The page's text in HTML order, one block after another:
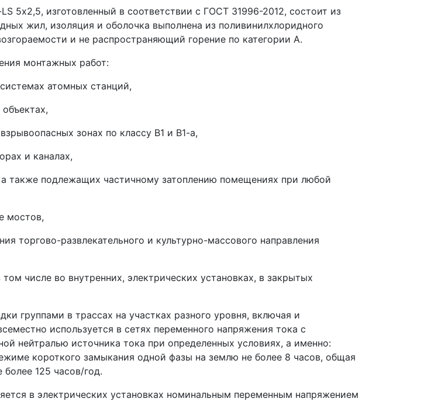
5х2,5, изготовленный в соответствии с ГОСТ 31996-2012, состоит из
жил, изоляция и оболочка выполнена из поливинилхлоридного
и не распространяющий горение по категории A.
монтажных работ:
атомных станций,
зонах по классу В1 и В1-а,
и каналах,
подлежащих частичному затоплению помещениях при любой
развлекательного и культурно-массового направления
во внутренних, электрических установках, в закрытых
группами в трассах на участках разного уровня, включая и
используется в сетях переменного напряжения тока с
нейтралью источника тока при определенных условиях, а именно:
короткого замыкания одной фазы на землю не более 8 часов, общая
более 125 часов/год.
в электрических установках номинальным переменным напряжением